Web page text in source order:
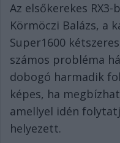
Az elsőkerekes
Körmöczi Balázs, a
Super1600
számos probléma
dobogó harmadik
képes, ha
amellyel idén
helyezett.